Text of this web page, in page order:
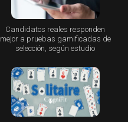
Candidatos reales responden
mejor a pruebas gamificadas de
selección, según estudio